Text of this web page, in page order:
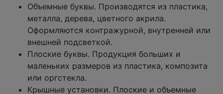
Объемные буквы. Производятся из пластика,
металла, дерева, цветного акрила.
Оформляются контражурной, внутренней или
внешней подсветкой.
Плоские буквы. Продукция больших и
маленьких размеров из пластика, композита
или оргстекла.
Крышные установки. Плоские и объемные